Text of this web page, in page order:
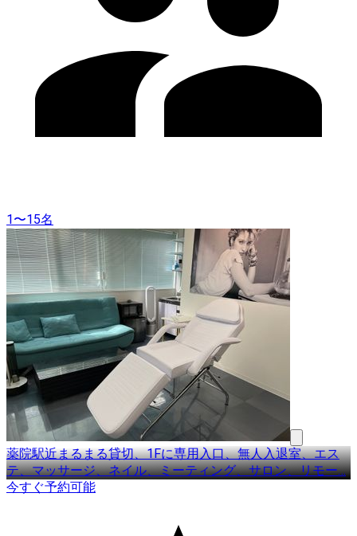
1〜15名
薬院駅近まるまる貸切、1Fに専用入口、無人入退室、エス
テ、マッサージ、ネイル、ミーティング、サロン、リモー…
今すぐ予約可能